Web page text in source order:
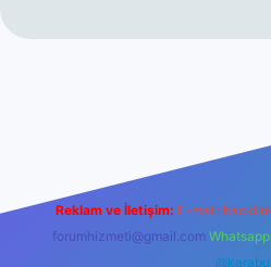
Reklam ve İletişim: E-mail:
forumhizmeti@gmail.com
@karabul